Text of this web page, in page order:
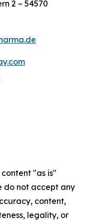
2 – 54570
"as is"
do not accept any
content,
legality, or